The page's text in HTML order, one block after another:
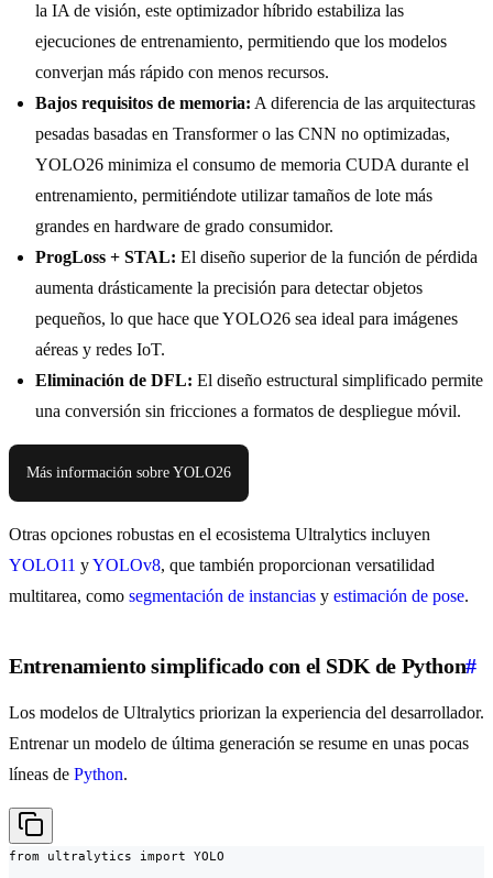
la IA de visión, este optimizador híbrido estabiliza las
ejecuciones de entrenamiento, permitiendo que los modelos
converjan más rápido con menos recursos.
Bajos requisitos de memoria: A diferencia de las arquitecturas
pesadas basadas en Transformer o las CNN no optimizadas,
YOLO26 minimiza el consumo de memoria CUDA durante el
entrenamiento, permitiéndote utilizar tamaños de lote más
grandes en hardware de grado consumidor.
ProgLoss + STAL: El diseño superior de la función de pérdida
aumenta drásticamente la precisión para detectar objetos
pequeños, lo que hace que YOLO26 sea ideal para imágenes
aéreas y redes IoT.
Eliminación de DFL: El diseño estructural simplificado permite
una conversión sin fricciones a formatos de despliegue móvil.
Más información sobre YOLO26
Otras opciones robustas en el ecosistema Ultralytics incluyen
YOLO11 yYOLOv8, que también proporcionan versatilidad
multitarea, como segmentación de instancias y estimación de pose.
Entrenamiento simplificado con el SDK de Python#
Los modelos de Ultralytics priorizan la experiencia del desarrollador.
Entrenar un modelo de última generación se resume en unas pocas
líneas de Python.
from ultralytics import YOLO